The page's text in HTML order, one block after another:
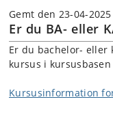
Gemt den 23-04-2025
Er du BA- eller
Er du bachelor- eller
kursus i
Kursusinformation